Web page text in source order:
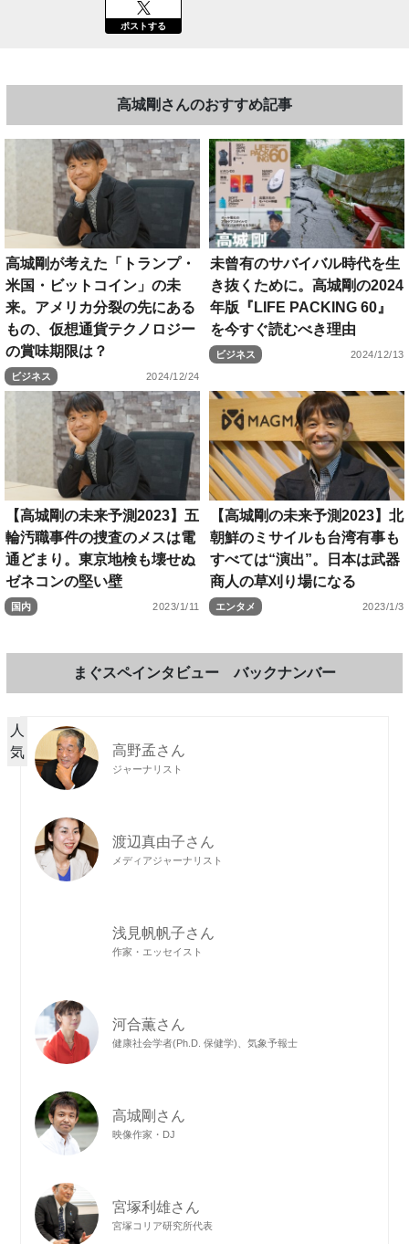
ポストする
高城剛さんのおすすめ記事
高城剛が考えた「トランプ・
米国・ビットコイン」の未
来。アメリカ分裂の先にある
もの、仮想通貨テクノロジー
の賞味期限は？
ビジネス 2024/12/24
未曾有のサバイバル時代を生
き抜くために。高城剛の2024
年版『LIFE PACKING 60』
を今すぐ読むべき理由
ビジネス 2024/12/13
【高城剛の未来予測2023】五
輪汚職事件の捜査のメスは電
通どまり。東京地検も壊せぬ
ゼネコンの堅い壁
国内 2023/1/11
【高城剛の未来予測2023】北
朝鮮のミサイルも台湾有事も
すべては“演出”。日本は武器
商人の草刈り場になる
エンタメ 2023/1/3
まぐスペインタビュー バックナンバー
人
気
高野孟さん
ジャーナリスト
渡辺真由子さん
メディアジャーナリスト
浅見帆帆子さん
作家・エッセイスト
河合薫さん
健康社会学者(Ph.D. 保健学)、気象予報士
高城剛さん
映像作家・DJ
宮塚利雄さん
宮塚コリア研究所代表